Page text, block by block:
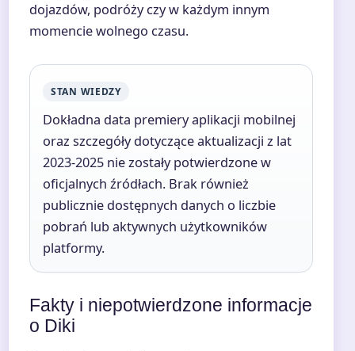
dojazdów, podróży czy w każdym innym
momencie wolnego czasu.
STAN WIEDZY
Dokładna data premiery aplikacji mobilnej
oraz szczegóły dotyczące aktualizacji z lat
2023-2025 nie zostały potwierdzone w
oficjalnych źródłach. Brak również
publicznie dostępnych danych o liczbie
pobrań lub aktywnych użytkowników
platformy.
Fakty i niepotwierdzone informacje
o Diki